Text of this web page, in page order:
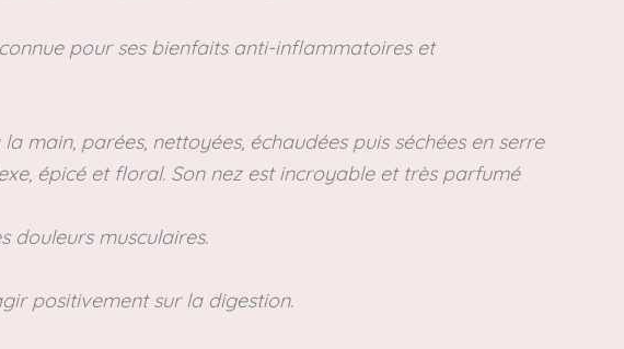
pour ses bienfaits anti-inflammatoires et
main, parées, nettoyées, échaudées puis séchées en serre
épicé et floral. Son nez est incroyable et très parfumé
douleurs musculaires.
positivement sur la digestion.